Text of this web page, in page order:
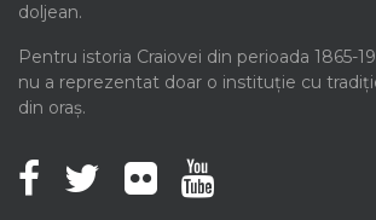
doljean.
Pentru istoria Craiovei din perioada 1865-
nu a reprezentat doar o instituție cu
din oraș.